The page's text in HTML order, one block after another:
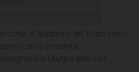
di Madonna del Prato mons.
con la comunità
la Liturgia delle Ore